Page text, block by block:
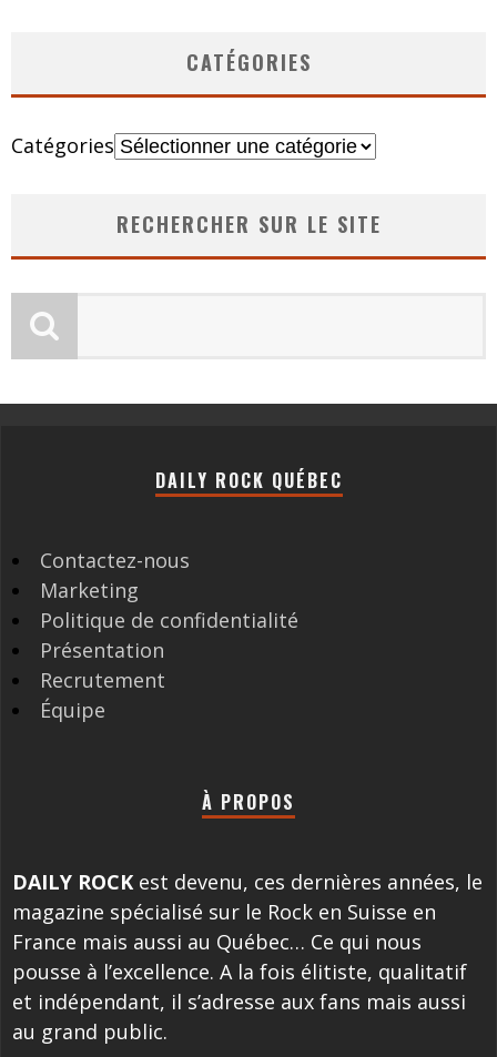
CATÉGORIES
Catégories
RECHERCHER SUR LE SITE
DAILY ROCK QUÉBEC
Contactez-nous
Marketing
Politique de confidentialité
Présentation
Recrutement
Équipe
À PROPOS
DAILY ROCK est devenu, ces dernières années, le
magazine spécialisé sur le Rock en Suisse en
France mais aussi au Québec… Ce qui nous
pousse à l’excellence. A la fois élitiste, qualitatif
et indépendant, il s’adresse aux fans mais aussi
au grand public.